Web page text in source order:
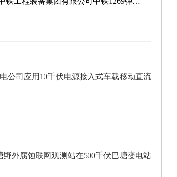
公司应用10千伏电源接入式车载移动直流
外腐蚀联网观测站在500千伏巴塘变电站